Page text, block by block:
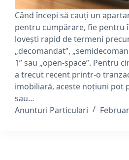
Când începi să cauți un
pentru cumpărare, fie pentru
lovești rapid de termeni
„decomandat”,
1” sau „open-space”. Pentru
a trecut recent printr-o
imobiliară, aceste noțiuni pot
sau…
Anunturi Particulari